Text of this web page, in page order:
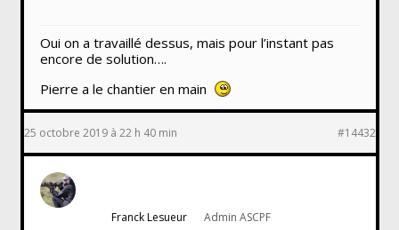
Oui on a travaillé dessus, mais pour l’instant pas
encore de solution….
Pierre a le chantier en main
25 octobre 2019 à 22 h 40 min #14432
Franck Lesueur Admin ASCPF